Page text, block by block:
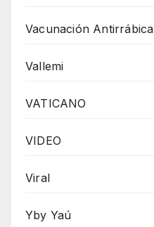
Vacunación Antirrábica
Vallemi
VATICANO
VIDEO
Viral
Yby Yaú